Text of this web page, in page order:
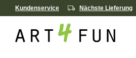
Kundenservice Nächste Lieferung